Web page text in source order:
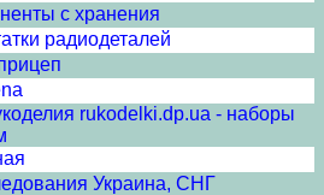
с хранения
радиодеталей
rukodelki.dp.ua - наборы
Украина, СНГ